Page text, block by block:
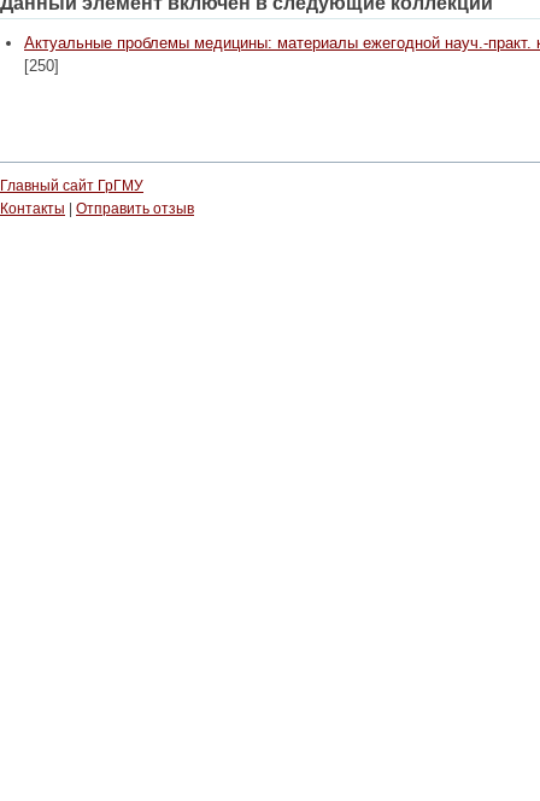
Актуальные проблемы медицины: материалы ежегодной науч.-практ.
[250]
Главный сайт ГрГМУ
Контакты
Отправить отзыв